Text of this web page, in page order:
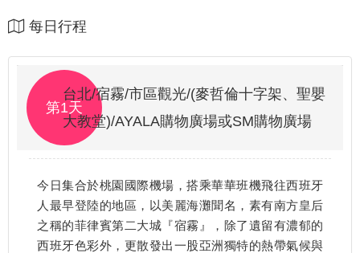
每日行程
第1天
台北/宿霧/市區觀光/(麥哲倫十字架、聖嬰
大教堂)/AYALA購物廣場或SM購物廣場
今日集合於桃園國際機場，搭乘華華班機飛往西班牙
人最早登陸的地區，以美麗海灘聞名，素有南方皇后
之稱的菲律賓第二大城『宿霧』，除了遺留有濃郁的
西班牙色彩外，更散發出一股亞洲獨特的熱帶氣候與